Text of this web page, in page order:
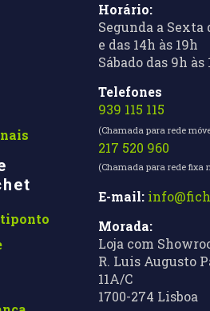
Horário:
Segunda a Sexta
e das 14h às 19h
Sábado das 9h às
Telefones
939 115 115
(Chamada para rede
217 520 960
(Chamada para rede fixa
E-mail:
Morada:
Loja com
R. Luis Augusto
11A/C
1700-274 Lisboa